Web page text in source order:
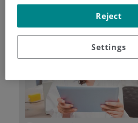
Investigación
Settings
Reject